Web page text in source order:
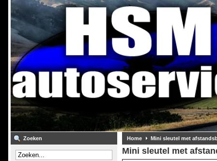
Zoeken Home Mini sleutel met
Mini sleutel met